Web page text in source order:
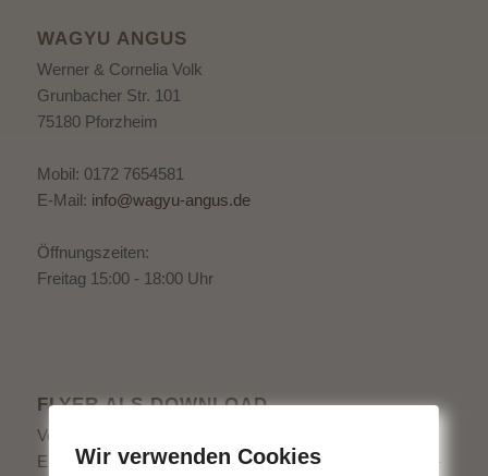
WAGYU ANGUS
Werner & Cornelia Volk
Grunbacher Str. 101
75180 Pforzheim
Mobil: 0172 7654581
E-Mail: info@wagyu-angus.de
Öffnungszeiten:
Freitag 15:00 - 18:00 Uhr
FLYER ALS DOWNLOAD
Von uns bekommen Sie köstliches Fleisch direkt vom
Erzeuger. Ohne schlechtes Gewissen Fleisch zu essen -
Wir verwenden Cookies